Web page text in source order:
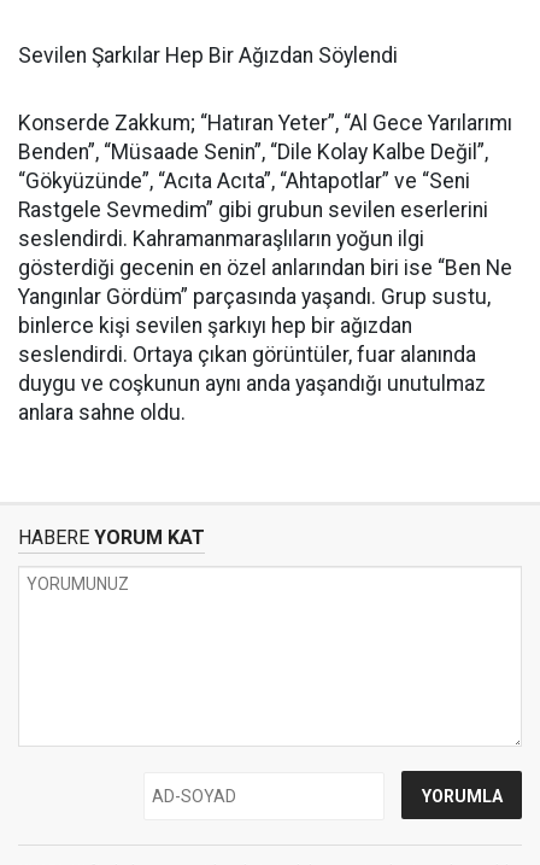
Sevilen Şarkılar Hep Bir Ağızdan Söylendi
Konserde Zakkum; “Hatıran Yeter”, “Al Gece Yarılarımı
Benden”, “Müsaade Senin”, “Dile Kolay Kalbe Değil”,
“Gökyüzünde”, “Acıta Acıta”, “Ahtapotlar” ve “Seni
Rastgele Sevmedim” gibi grubun sevilen eserlerini
seslendirdi. Kahramanmaraşlıların yoğun ilgi
gösterdiği gecenin en özel anlarından biri ise “Ben Ne
Yangınlar Gördüm” parçasında yaşandı. Grup sustu,
binlerce kişi sevilen şarkıyı hep bir ağızdan
seslendirdi. Ortaya çıkan görüntüler, fuar alanında
duygu ve coşkunun aynı anda yaşandığı unutulmaz
anlara sahne oldu.
HABERE YORUM KAT